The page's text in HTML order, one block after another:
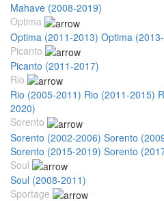
Mahave (2008-2019)
Optima
Optima (2011-2013) Optima
Picanto
Picanto (2011-2017)
Rio
Rio (2005-2011) Rio (2011-2015)
2020)
Sorento
Sorento (2002-2006) Sorento
Sorento (2015-2019) Sorento
Soul
Soul (2008-2011)
Sportage